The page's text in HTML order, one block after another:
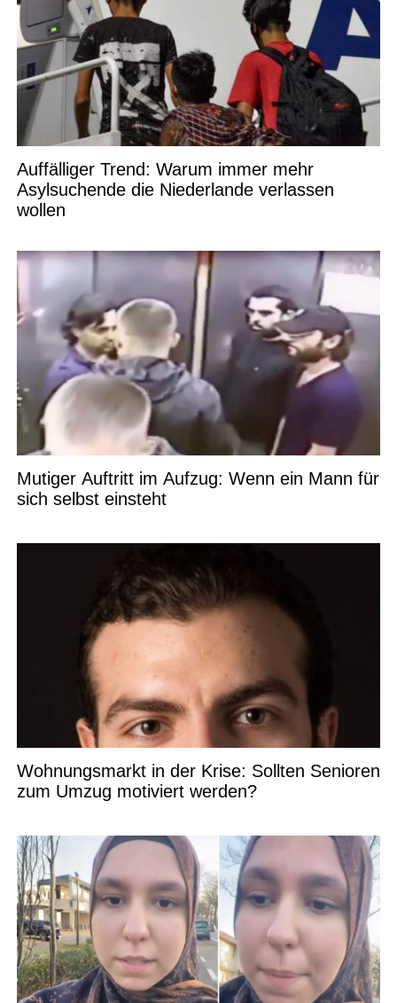
Auffälliger Trend: Warum immer mehr
Asylsuchende die Niederlande verlassen
wollen
Mutiger Auftritt im Aufzug: Wenn ein Mann für
sich selbst einsteht
Wohnungsmarkt in der Krise: Sollten Senioren
zum Umzug motiviert werden?